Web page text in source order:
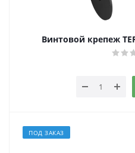
Винтовой крепеж
ПОД ЗАКАЗ